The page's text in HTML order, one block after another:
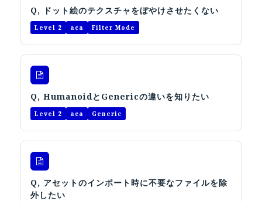
《展示会》
TOKYO DIGICONX2026
オートモーティブワールド2026
（1/21～23東京ビッグサイト）に出展。
Tsumiki Community Day 2026
（5/27～28 秋葉原UDX）に出展。
求人申込み
オープンキャンパス
Q, ドット絵のテクスチャをぼやけさせたくない
Level 2 aca Filter Mode
Q, HumanoidとGenericの違いを知りたい
Level 2 aca Generic
Q, アセットのインポート時に不要なファイルを除
外したい